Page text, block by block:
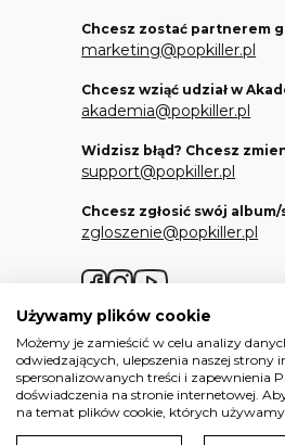
Chcesz zostać partnerem
marketing@popkiller.pl
Chcesz wziąć udział w
akademia@popkiller.pl
Widzisz błąd? Chcesz
support@popkiller.pl
Chcesz zgłosić swój
zgloszenie@popkiller.pl
Facebook
Instagram
YouTube
Wszelkie prawa zastrzeżone. 2026.
Używamy plików cookie
Możemy je zamieścić w celu analizy
odwiedzających, ulepszenia naszej strony
spersonalizowanych treści i zapewnienia
doświadczenia na stronie internetowej.
na temat plików cookie, których